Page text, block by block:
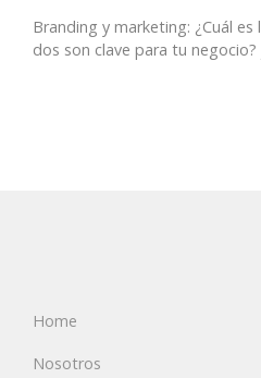
Branding y marketing: ¿Cuál
dos son clave para tu negocio?
Home
Nosotros